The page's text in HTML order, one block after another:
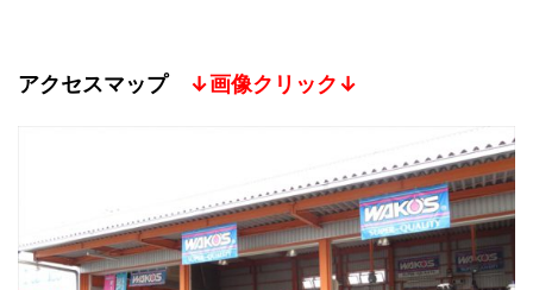
アクセスマップ ↓画像クリック↓